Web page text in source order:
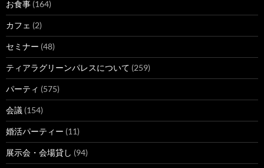
お食事 (164)
カフェ (2)
セミナー (48)
ティアラグリーンパレスについて (259)
パーティ (575)
会議 (154)
婚活パーティー (11)
展示会・会場貸し (94)